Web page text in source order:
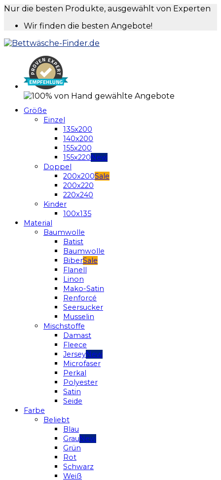
Nur die besten Produkte, ausgewählt von Experten
Wir finden die besten Angebote!
Größe
Einzel
135x200
140x200
155x200
155x220
Doppel
200x200
200x220
220x240
Kinder
100x135
Material
Baumwolle
Batist
Baumwolle
Biber
Flanell
Linon
Mako-Satin
Renforcé
Seersucker
Musselin
Mischstoffe
Damast
Fleece
Jersey
Microfaser
Perkal
Polyester
Satin
Seide
Farbe
Beliebt
Blau
Grau
Grün
Rot
Schwarz
Weiß